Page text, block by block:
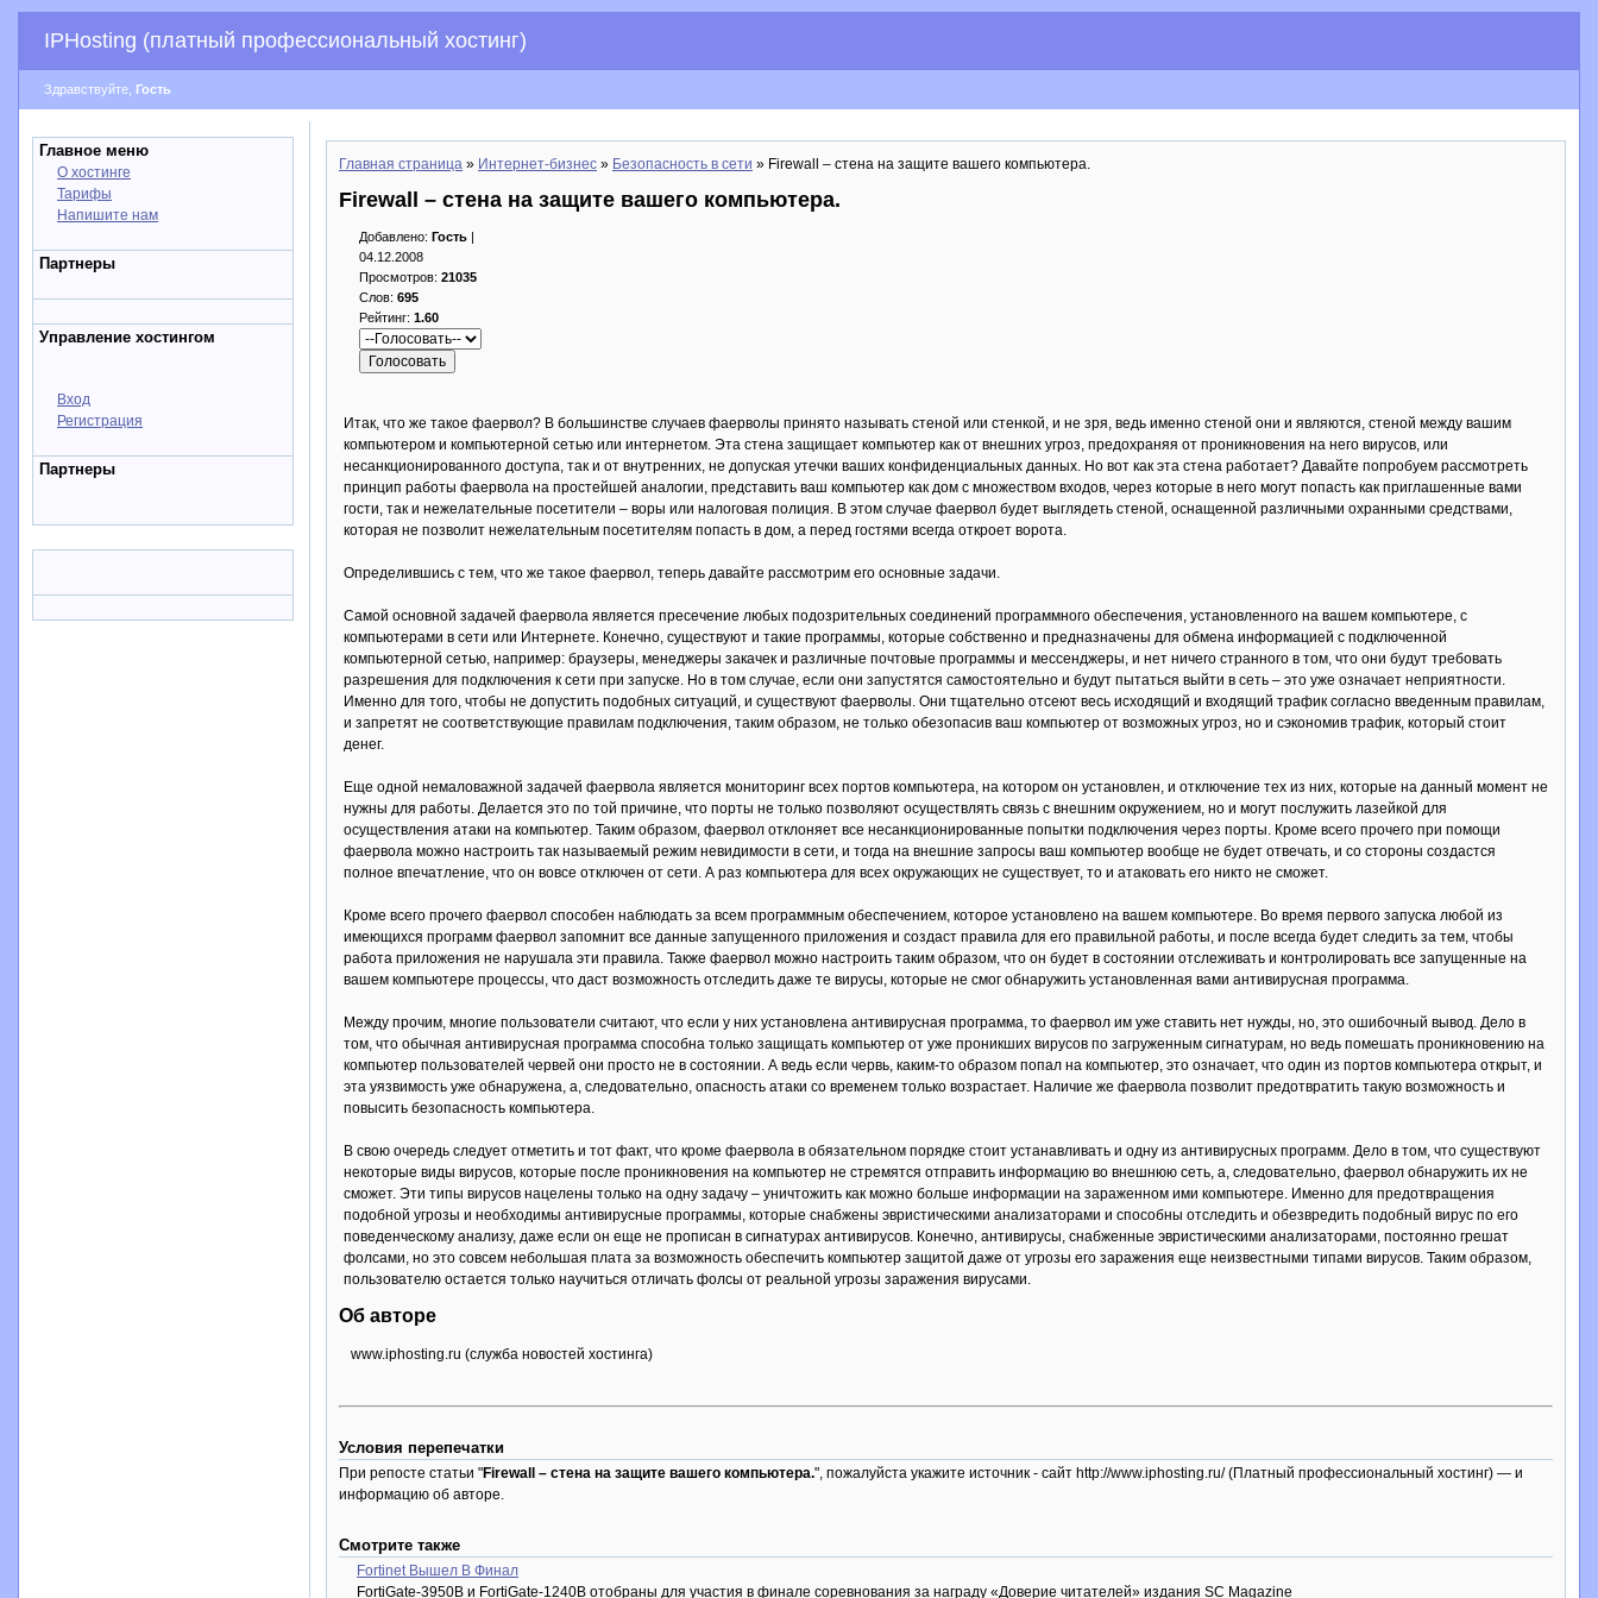
IPHosting (платный профессиональный хостинг)
Здравствуйте, Гость
Главное меню
О хостинге
Тарифы
Напишите нам
Партнеры
Управление хостингом
Вход
Регистрация
Партнеры
Главная страница » Интернет-бизнес » Безопасность в сети » Firewall – стена на защите вашего компьютера.
Firewall – стена на защите вашего компьютера.
Добавлено: Гость |
04.12.2008
Просмотров: 21035
Слов: 695
Рейтинг: 1.60
Итак, что же такое фаервол? В большинстве случаев фаерволы принято называть стеной или стенкой, и не зря, ведь именно стеной они и являются, стеной между вашим
компьютером и компьютерной сетью или интернетом. Эта стена защищает компьютер как от внешних угроз, предохраняя от проникновения на него вирусов, или
несанкционированного доступа, так и от внутренних, не допуская утечки ваших конфиденциальных данных. Но вот как эта стена работает? Давайте попробуем рассмотреть
принцип работы фаервола на простейшей аналогии, представить ваш компьютер как дом с множеством входов, через которые в него могут попасть как приглашенные вами
гости, так и нежелательные посетители – воры или налоговая полиция. В этом случае фаервол будет выглядеть стеной, оснащенной различными охранными средствами,
которая не позволит нежелательным посетителям попасть в дом, а перед гостями всегда откроет ворота.
Определившись с тем, что же такое фаервол, теперь давайте рассмотрим его основные задачи.
Самой основной задачей фаервола является пресечение любых подозрительных соединений программного обеспечения, установленного на вашем компьютере, с
компьютерами в сети или Интернете. Конечно, существуют и такие программы, которые собственно и предназначены для обмена информацией с подключенной
компьютерной сетью, например: браузеры, менеджеры закачек и различные почтовые программы и мессенджеры, и нет ничего странного в том, что они будут требовать
разрешения для подключения к сети при запуске. Но в том случае, если они запустятся самостоятельно и будут пытаться выйти в сеть – это уже означает неприятности.
Именно для того, чтобы не допустить подобных ситуаций, и существуют фаерволы. Они тщательно отсеют весь исходящий и входящий трафик согласно введенным правилам,
и запретят не соответствующие правилам подключения, таким образом, не только обезопасив ваш компьютер от возможных угроз, но и сэкономив трафик, который стоит
денег.
Еще одной немаловажной задачей фаервола является мониторинг всех портов компьютера, на котором он установлен, и отключение тех из них, которые на данный момент не
нужны для работы. Делается это по той причине, что порты не только позволяют осуществлять связь с внешним окружением, но и могут послужить лазейкой для
осуществления атаки на компьютер. Таким образом, фаервол отклоняет все несанкционированные попытки подключения через порты. Кроме всего прочего при помощи
фаервола можно настроить так называемый режим невидимости в сети, и тогда на внешние запросы ваш компьютер вообще не будет отвечать, и со стороны создастся
полное впечатление, что он вовсе отключен от сети. А раз компьютера для всех окружающих не существует, то и атаковать его никто не сможет.
Кроме всего прочего фаервол способен наблюдать за всем программным обеспечением, которое установлено на вашем компьютере. Во время первого запуска любой из
имеющихся программ фаервол запомнит все данные запущенного приложения и создаст правила для его правильной работы, и после всегда будет следить за тем, чтобы
работа приложения не нарушала эти правила. Также фаервол можно настроить таким образом, что он будет в состоянии отслеживать и контролировать все запущенные на
вашем компьютере процессы, что даст возможность отследить даже те вирусы, которые не смог обнаружить установленная вами антивирусная программа.
Между прочим, многие пользователи считают, что если у них установлена антивирусная программа, то фаервол им уже ставить нет нужды, но, это ошибочный вывод. Дело в
том, что обычная антивирусная программа способна только защищать компьютер от уже проникших вирусов по загруженным сигнатурам, но ведь помешать проникновению на
компьютер пользователей червей они просто не в состоянии. А ведь если червь, каким-то образом попал на компьютер, это означает, что один из портов компьютера открыт, и
эта уязвимость уже обнаружена, а, следовательно, опасность атаки со временем только возрастает. Наличие же фаервола позволит предотвратить такую возможность и
повысить безопасность компьютера.
В свою очередь следует отметить и тот факт, что кроме фаервола в обязательном порядке стоит устанавливать и одну из антивирусных программ. Дело в том, что существуют
некоторые виды вирусов, которые после проникновения на компьютер не стремятся отправить информацию во внешнюю сеть, а, следовательно, фаервол обнаружить их не
сможет. Эти типы вирусов нацелены только на одну задачу – уничтожить как можно больше информации на зараженном ими компьютере. Именно для предотвращения
подобной угрозы и необходимы антивирусные программы, которые снабжены эвристическими анализаторами и способны отследить и обезвредить подобный вирус по его
поведенческому анализу, даже если он еще не прописан в сигнатурах антивирусов. Конечно, антивирусы, снабженные эвристическими анализаторами, постоянно грешат
фолсами, но это совсем небольшая плата за возможность обеспечить компьютер защитой даже от угрозы его заражения еще неизвестными типами вирусов. Таким образом,
пользователю остается только научиться отличать фолсы от реальной угрозы заражения вирусами.
Об авторе
www.iphosting.ru (служба новостей хостинга)
Условия перепечатки
При репосте статьи "Firewall – стена на защите вашего компьютера.", пожалуйста укажите источник - сайт http://www.iphosting.ru/ (Платный профессиональный хостинг) — и
информацию об авторе.
Смотрите также
Fortinet Вышел В Финал
FortiGate-3950B и FortiGate-1240B отобраны для участия в финале соревнования за награду «Доверие читателей» издания SC Magazine